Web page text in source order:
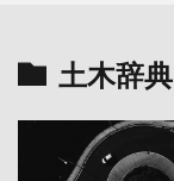
土木辞典